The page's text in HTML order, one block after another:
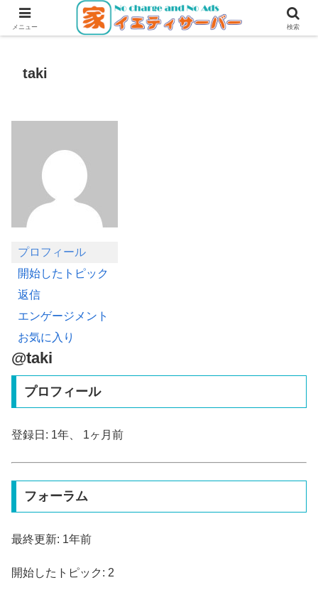
無料・無広告で使えるレンタルサーバー
taki
プロフィール
開始したトピック
返信
エンゲージメント
お気に入り
@taki
プロフィール
登録日: 1年、 1ヶ月前
フォーラム
最終更新: 1年前
開始したトピック: 2
メニュー 検索